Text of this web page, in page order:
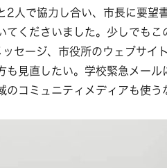
人で協力し合い、市長に要望
くださいました。少しでもこ
セージ、市役所のウェブサイ
見直したい。学校緊急メー
コミュニティメディアも使う